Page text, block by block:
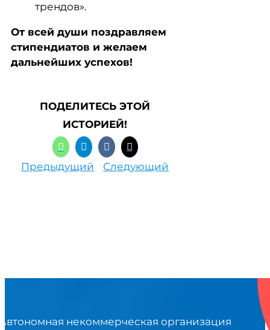
трендов».
От всей души поздравляем
стипендиатов и желаем
дальнейших успехов!
ПОДЕЛИТЕСЬ ЭТОЙ
ИСТОРИЕЙ!
Предыдущий Следующий
некоммерческая организация